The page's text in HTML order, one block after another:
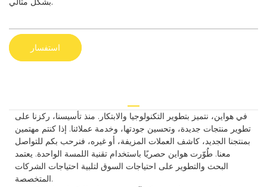
استفسار
في هواين، نتميز بتطوير التكنولوجيا والابتكار. منذ تأسيسنا، ركزنا على
تطوير منتجات جديدة، وتحسين جودتها، وخدمة عملائنا. إذا كنتم مهتمين
بمنتجنا الجديد، كاشف العملات المزيفة، أو غيره، فنرحب بكم للتواصل
معنا. طُوّرت هواين حصريًا باستخدام تقنية اللمسة الواحدة. يعتمد
البحث والتطوير على احتياجات السوق لتلبية احتياجات الشركات
المتخصصة.